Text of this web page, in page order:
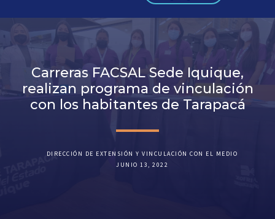
Carreras FACSAL Sede Iquique,
realizan programa de vinculación
con los habitantes de Tarapacá
DIRECCIÓN DE EXTENSIÓN Y VINCULACIÓN CON EL MEDIO
JUNIO 13, 2022